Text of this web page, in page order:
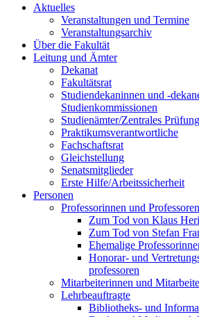
Aktuelles
Veranstaltungen und Termine
Veranstaltungsarchiv
Über die Fakultät
Leitung und Ämter
Dekanat
Fakultätsrat
Studiendekaninnen und -
Studienkommissionen
Studienämter/Zentrales
Praktikumsverantwortliche
Fachschaftsrat
Gleichstellung
Senatsmitglieder
Erste Hilfe/Arbeitssicherheit
Personen
Professorinnen und Professoren
Zum Tod von Klaus
Zum Tod von Stefan
Ehemalige
Honorar- und
professoren
Mitarbeiterinnen und
Lehrbeauftragte
Bibliotheks- und